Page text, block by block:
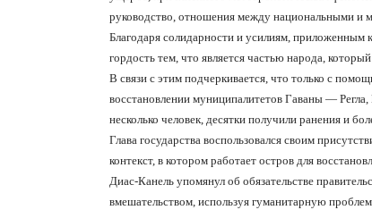
руководство, отношения между национальными и
Благодаря солидарности и усилиям, приложенным
гордость тем, что является частью народа,
В связи с этим подчеркивается, что только с
восстановлении муниципалитетов Гаваны —
несколько человек, десятки получили ранения и
Глава государства воспользовался своим
контекст, в котором работает остров для
Диас-Канель упомянул об обязательстве
вмешательством, используя гуманитарную